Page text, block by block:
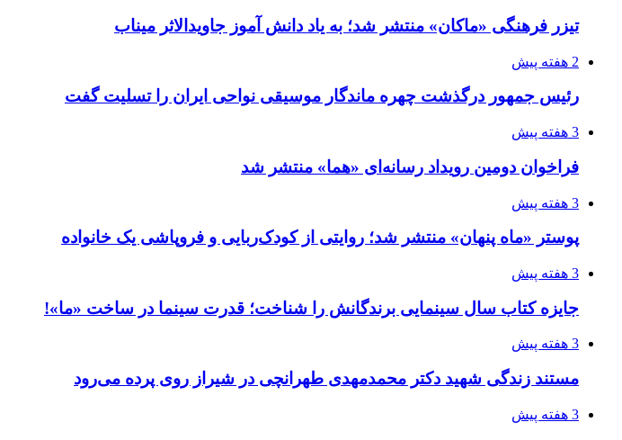
تیزر فرهنگی «ماکان» منتشر شد؛ به یاد دانش آموز جاویدالاثر میناب
2 هفته پیش
رئیس جمهور درگذشت چهره ماندگار موسیقی نواحی ایران را تسلیت گفت
3 هفته پیش
فراخوان دومین رویداد رسانه‌ای «هما» منتشر شد
3 هفته پیش
پوستر «ماه پنهان» منتشر شد؛ روایتی از کودک‌ربایی و فروپاشی یک خانواده
3 هفته پیش
جایزه کتاب سال سینمایی برندگانش را شناخت؛ قدرت سینما در ساخت «ما»!
3 هفته پیش
مستند زندگی شهید دکتر محمدمهدی طهرانچی در شیراز روی پرده می‌رود
3 هفته پیش